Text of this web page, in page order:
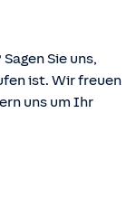
und -
Sie uns,
ist. Wir freuen
uns um Ihr